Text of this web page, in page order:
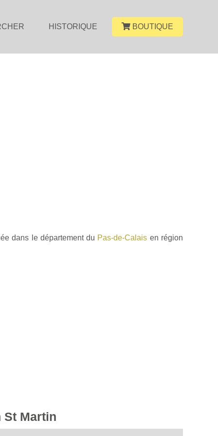
HISTORIQUE BOUTIQUE
dans le département du Pas-de-Calais en région
St Martin